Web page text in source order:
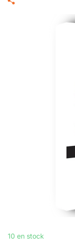
10 en stock